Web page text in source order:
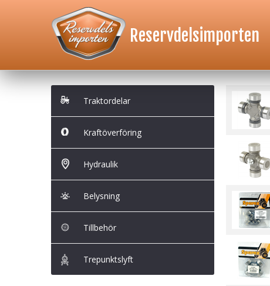
Reservdelsimporten
Traktordelar
Kraftöverföring
Hydraulik
Belysning
Tillbehör
Trepunktslyft